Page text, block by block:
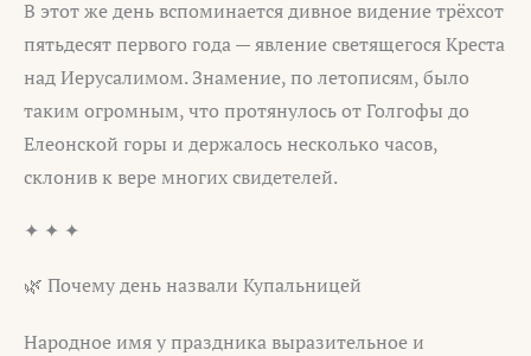
В этот же день вспоминается дивное видение трёхсот
пятьдесят первого года — явление светящегося Креста
над Иерусалимом. Знамение, по летописям, было
таким огромным, что протянулось от Голгофы до
Елеонской горы и держалось несколько часов,
склонив к вере многих свидетелей.
✦ ✦ ✦
🌿 Почему день назвали Купальницей
Народное имя у праздника выразительное и